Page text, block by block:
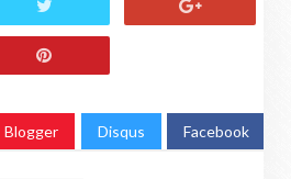
Blogger Disqus Facebook